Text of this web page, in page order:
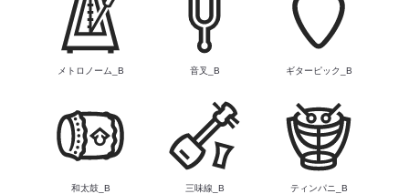
メトロノーム_B 音叉_B ギターピック_B
和太鼓_B 三味線_B ティンパニ_B